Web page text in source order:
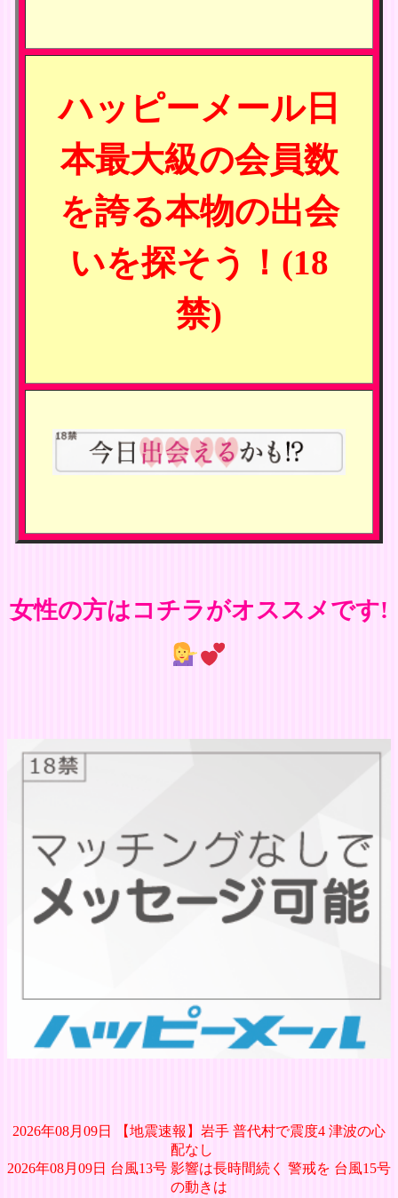
ハッピーメール日
本最大級の会員数
を誇る本物の出会
いを探そう！(18
禁)
女性の方はコチラがオススメです!
2026年08月09日 【地震速報】岩手 普代村で震度4 津波の心
配なし
2026年08月09日 台風13号 影響は長時間続く 警戒を 台風15号
の動きは